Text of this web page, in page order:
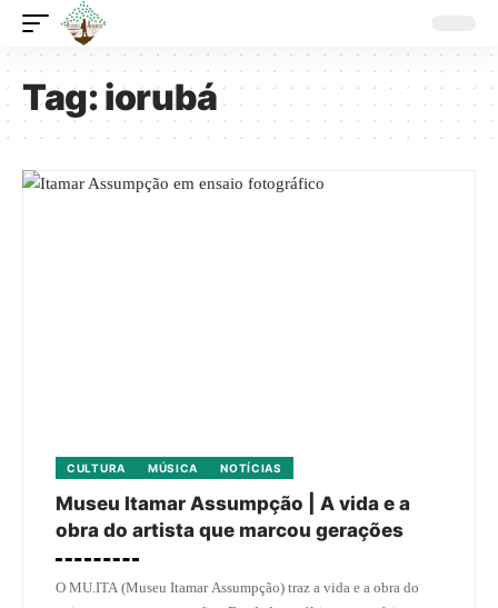
Tag:iorubá
CULTURA MÚSICA NOTÍCIAS
Museu Itamar Assumpção | A vida e a
obra do artista que marcou gerações
O MU.ITA (Museu Itamar Assumpção) traz a vida e a obra do